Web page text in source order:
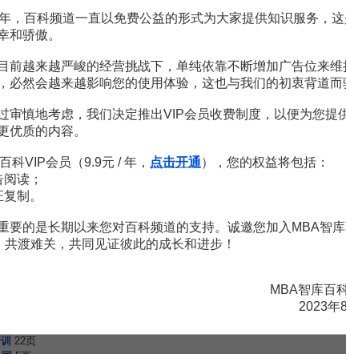
制定市场开发方案的人员建立信息联络。虚拟销售的主要长处是
包装和产品经营 到主管市场营销事务的人员之间都能通过电子交流
机通过试验搜集关于参与者选择的品牌、品种、购物过程、不同
的数量、现有顾客的购买率和对该类商品的总体需求水平。
活动保持一致。每星期都会有很多新公司在Internet网上露面，提
构想提供了条件。
赏
充新内容或修改错误内容，请编辑条目或投诉举报
22页
，百科频道一直以免费公益的形式为大家提供知识服务，
和骄傲。
前越来越严峻的经营挑战下，单纯依靠不断增加广告位来维
必然会越来越影响您的使用体验，这也与我们的初衷背道而
审慎地考虑，我们决定推出VIP会员收费制度，以便为您提
优质的内容。
科VIP会员（9.9元 / 年， 点击开通），您的权益将包括：
读；
制。
要的是长期以来您对百科频道的支持。诚邀您加入MBA智
共渡难关，共同见证彼此的成长和进步！
MBA智库百
2023年